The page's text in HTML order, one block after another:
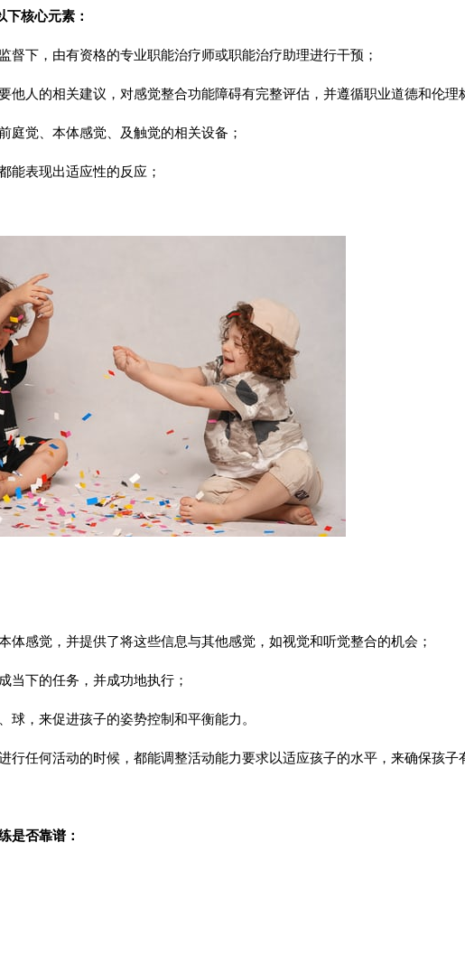
核心元素：
下，由有资格的专业职能治疗师或职能治疗助理进行干预；
人的相关建议，对感觉整合功能障碍有完整评估，并遵循职业道德和伦理
觉、本体感觉、及触觉的相关设备；
表现出适应性的反应；
感觉，并提供了将这些信息与其他感觉，如视觉和听觉整合的机会；
下的任务，并成功地执行；
，来促进孩子的姿势控制和平衡能力。
任何活动的时候，都能调整活动能力要求以适应孩子的水平，来确保孩子
是否靠谱：